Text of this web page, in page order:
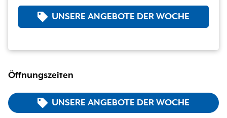
UNSERE ANGEBOTE DER WOCHE
Öffnungszeiten
UNSERE ANGEBOTE DER WOCHE